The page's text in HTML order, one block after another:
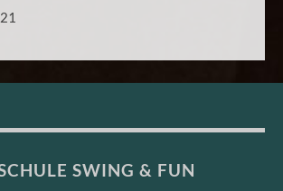
SWING & FUN